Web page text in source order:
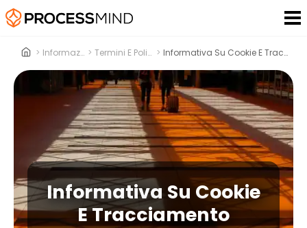
> Informazioni > Termini E Politiche > Informativa Su Cookie E Tracciamento
Informativa Su Cookie
E Tracciamento